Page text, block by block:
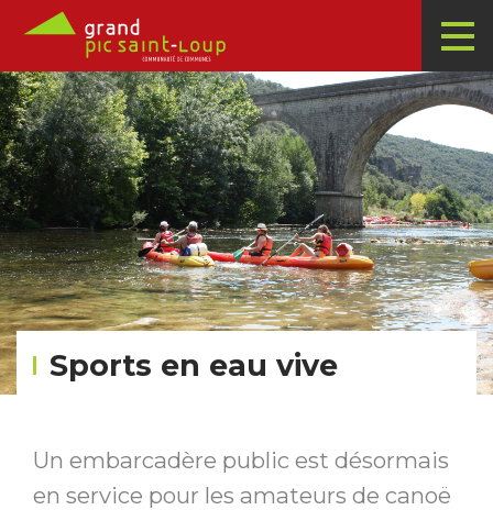
Sports en eau vive
Un embarcadère public est désormais
en service pour les amateurs de canoë